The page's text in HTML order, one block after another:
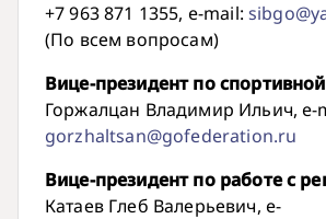
+7 963 871 1355, e-mail:
(По всем вопросам)
Вице-президент по
Горжалцан Владимир Ильич, e-
gorzhaltsan@gofederation.ru
Вице-президент по работе с
Катаев Глеб Валерьевич, e-